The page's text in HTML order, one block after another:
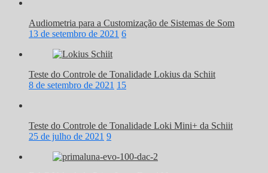
Audiometria para a Customização de Sistemas de Som
13 de setembro de 2021 6
Teste do Controle de Tonalidade Lokius da Schiit
8 de setembro de 2021 15
Teste do Controle de Tonalidade Loki Mini+ da Schiit
25 de julho de 2021 9